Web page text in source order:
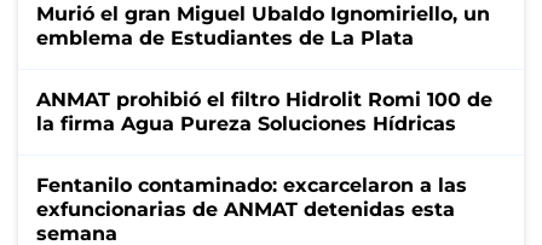
Murió el gran Miguel Ubaldo Ignomiriello, un
emblema de Estudiantes de La Plata
ANMAT prohibió el filtro Hidrolit Romi 100 de
la firma Agua Pureza Soluciones Hídricas
Fentanilo contaminado: excarcelaron a las
exfuncionarias de ANMAT detenidas esta
semana